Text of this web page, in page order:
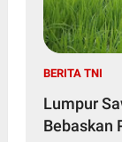
BERITA TNI
Lumpur
Bebaskan